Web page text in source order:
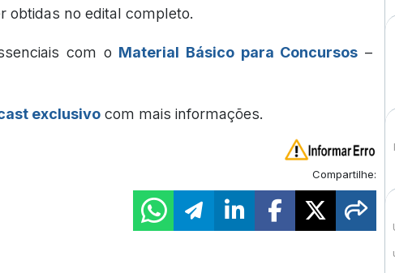
obtidas no edital completo.
com o Material Básico para Concursos –
exclusivo com mais informações.
Compartilhe: